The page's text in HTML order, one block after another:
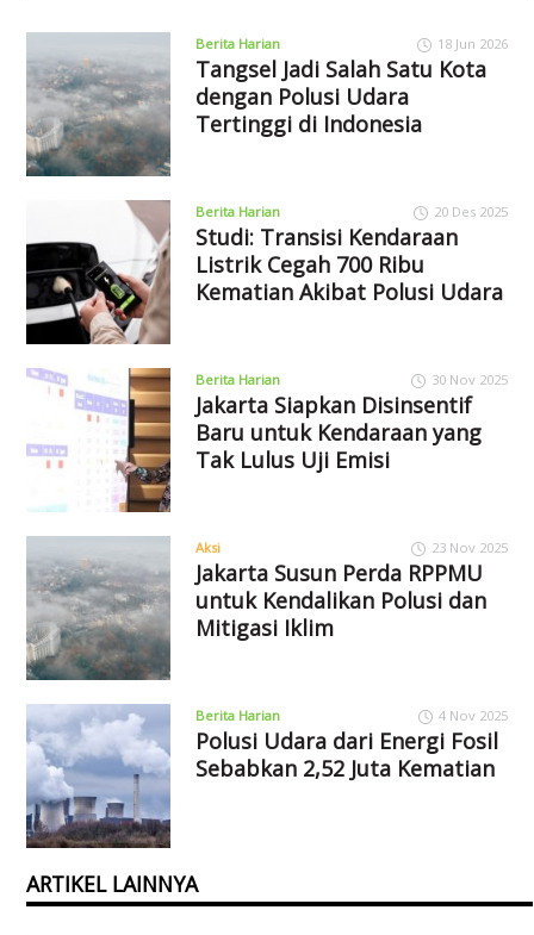
Berita Harian 18 Jun 2026
Tangsel Jadi Salah Satu Kota
dengan Polusi Udara
Tertinggi di Indonesia
Berita Harian 20 Des 2025
Studi: Transisi Kendaraan
Listrik Cegah 700 Ribu
Kematian Akibat Polusi Udara
Berita Harian 30 Nov 2025
Jakarta Siapkan Disinsentif
Baru untuk Kendaraan yang
Tak Lulus Uji Emisi
Aksi 23 Nov 2025
Jakarta Susun Perda RPPMU
untuk Kendalikan Polusi dan
Mitigasi Iklim
Berita Harian 4 Nov 2025
Polusi Udara dari Energi Fosil
Sebabkan 2,52 Juta Kematian
ARTIKEL LAINNYA